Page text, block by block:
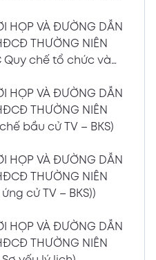
02 về việc CMC thông
ký cuối cùng để
lãi Trái Phiếu
NQ-HĐQT VỀ VIỆC
CÔNG TY TNHH ĐẦU
KÝ HOẠT ĐỘNG CHI
002
Xem PDF
HỌP VÀ ĐƯỜNG DẪN
THƯỜNG NIÊN
Quy chế tổ chức và
HỌP VÀ ĐƯỜNG DẪN
THƯỜNG NIÊN
bầu cử TV – BKS)
HỌP VÀ ĐƯỜNG DẪN
THƯỜNG NIÊN
cử TV – BKS))
HỌP VÀ ĐƯỜNG DẪN
THƯỜNG NIÊN